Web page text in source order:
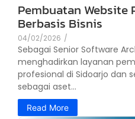
Pembuatan
Berbasis Bisnis
04/02/2026 /
Sebagai Senior Software
menghadirkan layanan
profesional di Sidoarjo dan
sebagai aset...
Read More